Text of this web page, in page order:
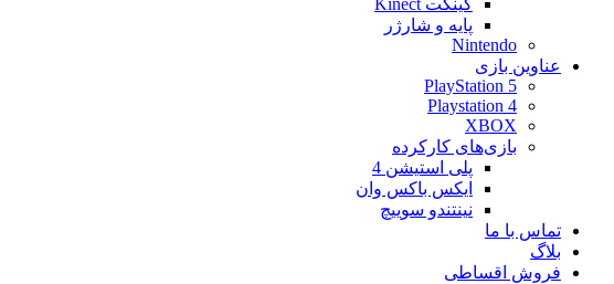
کینکت Kinect
پایه و شارژر
Nintendo
عناوین بازی
PlayStation 5
Playstation 4
XBOX
بازی‌های کارکرده
پلی استیشن 4
ایکس باکس وان
نینتندو سوییچ
تماس با ما
بلاگ
فروش اقساطی